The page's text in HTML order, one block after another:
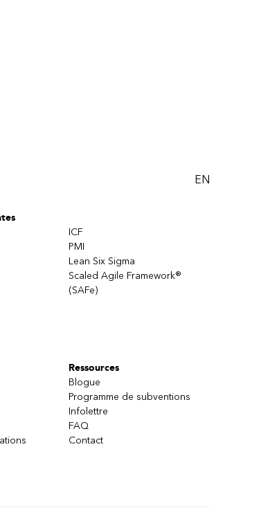
EN
ICF
PMI
Lean Six Sigma
Scaled Agile Framework®
(SAFe)
Ressources
Blogue
Programme de subventions
Infolettre
FAQ
Contact